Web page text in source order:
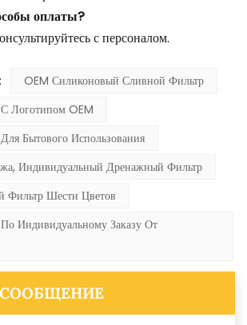
оплаты?
с персоналом.
OEM Силиконовый Сливной Фильтр
Логотипом OEM
Бытового Использования
Индивидуальный Дренажный Фильтр
Фильтр Шести Цветов
Индивидуальному Заказу От
СООБЩЕНИЕ